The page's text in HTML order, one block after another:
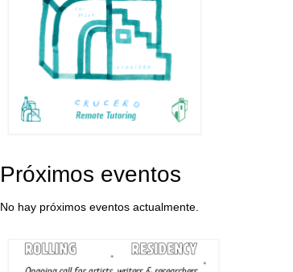
Próximos eventos
No hay próximos eventos actualmente.